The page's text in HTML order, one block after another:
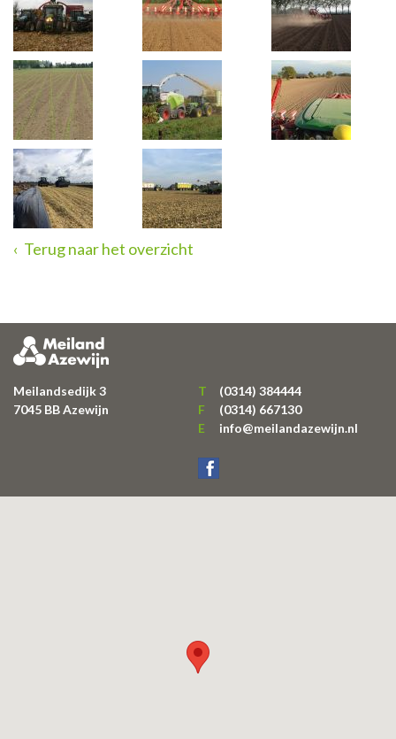
Terug naar het overzicht
Meilandsedijk 3
7045 BBAzewijn
T
(0314) 384444
F
(0314) 667130
E
info@meilandazewijn.nl